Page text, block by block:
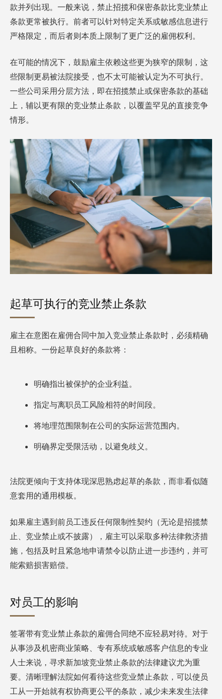
款并列出现。一般来说，禁止招揽和保密条款比竞业禁止
条款更常被执行。前者可以针对特定关系或敏感信息进行
严格限定，而后者则本质上限制了更广泛的雇佣权利。
在可能的情况下，鼓励雇主依赖这些更为狭窄的限制，这
些限制更易被法院接受，也不太可能被认定为不可执行。
一些公司采用分层方法，即在招揽禁止或保密条款的基础
上，辅以更有限的竞业禁止条款，以覆盖罕见的直接竞争
情形。
起草可执行的竞业禁止条款
雇主在意图在雇佣合同中加入竞业禁止条款时，必须精确
且相称。一份起草良好的条款将：
明确指出被保护的企业利益。
指定与离职员工风险相符的时间段。
将地理范围限制在公司的实际运营范围内。
明确界定受限活动，以避免歧义。
法院更倾向于支持体现深思熟虑起草的条款，而非看似随
意套用的通用模板。
如果雇主遇到前员工违反任何限制性契约（无论是招揽禁
止、竞业禁止或不披露），雇主可以采取多种法律救济措
施，包括及时且紧急地申请禁令以防止进一步违约，并可
能索赔损害赔偿。
对员工的影响
签署带有竞业禁止条款的雇佣合同绝不应轻易对待。对于
从事涉及机密商业策略、专有系统或敏感客户信息的专业
人士来说，寻求新加坡竞业禁止条款的法律建议尤为重
要。清晰理解法院如何看待这些竞业禁止条款，可以使员
工从一开始就有权协商更公平的条款，减少未来发生法律